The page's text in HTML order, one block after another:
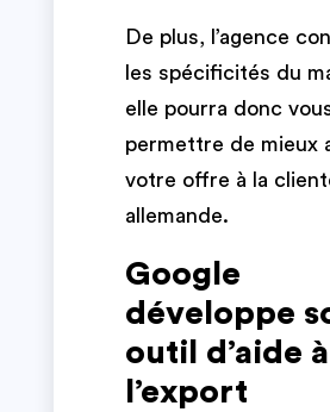
De plus, l’agence
les spécificités du
elle pourra donc
permettre de mieux
votre offre à la
allemande.
Google
développe
outil d’aide à
l’export